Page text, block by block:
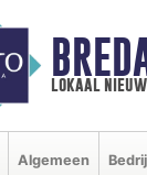
lokaal
Algemeen